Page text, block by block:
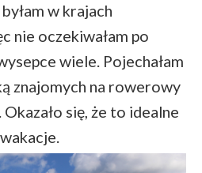
w krajach
nie oczekiwałam po
wiele. Pojechałam
znajomych na rowerowy
się, że to idealne